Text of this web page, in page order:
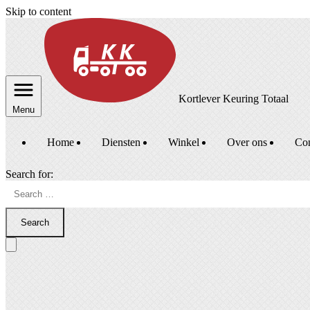
Skip to content
Menu
Kortlever Keuring Totaal
Home Diensten Winkel Over ons
Search for:
Search